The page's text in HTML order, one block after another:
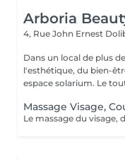
Arboria
4, Rue John Ernest
Dans un local de plus
l'esthétique, du bien-
espace solarium. Le
Massage Visage,